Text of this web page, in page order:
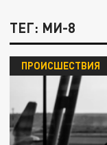
ТЕГ: МИ-8
ПРОИСШЕСТВИЯ